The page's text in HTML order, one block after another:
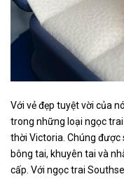
Với vẻ đẹp tuyệt vời của
trong những loại ngọc
thời Victoria. Chúng được
bông tai, khuyên tai và
cấp. Với ngọc trai